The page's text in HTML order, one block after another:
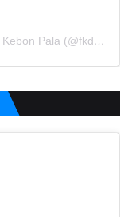
Sebuah kiriman dibagikan oleh FKDM Kebon Pala (@fkdm_kebonpala)